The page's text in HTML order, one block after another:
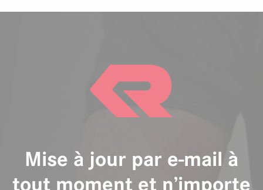
Mise à jour par e-mail à
tout moment et n’importe